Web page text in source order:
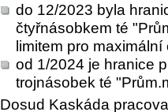
do 12/2023 byla
čtyřnásobkem té
limitem pro maximální
od 1/2024 je hranice
trojnásobek té
Dosud Kaskáda